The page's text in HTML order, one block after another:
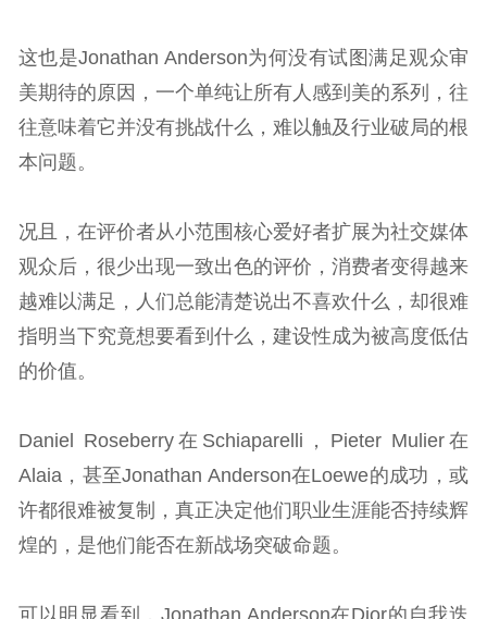
这也是Jonathan Anderson为何没有试图满足观众审
美期待的原因，一个单纯让所有人感到美的系列，往
往意味着它并没有挑战什么，难以触及行业破局的根
本问题。
况且，在评价者从小范围核心爱好者扩展为社交媒体
观众后，很少出现一致出色的评价，消费者变得越来
越难以满足，人们总能清楚说出不喜欢什么，却很难
指明当下究竟想要看到什么，建设性成为被高度低估
的价值。
Daniel Roseberry在Schiaparelli，Pieter Mulier在
Alaia，甚至Jonathan Anderson在Loewe的成功，或
许都很难被复制，真正决定他们职业生涯能否持续辉
煌的，是他们能否在新战场突破命题。
可以明显看到，Jonathan Anderson在Dior的自我迭